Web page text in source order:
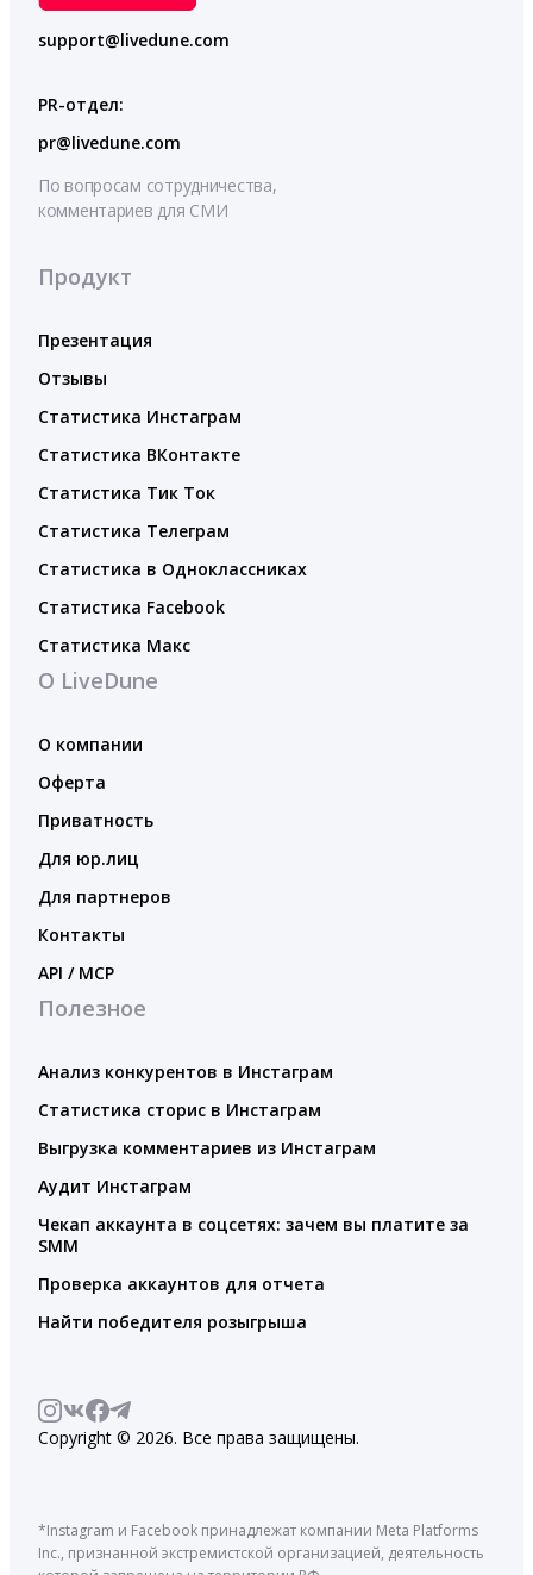
support@livedune.com
PR-отдел:
pr@livedune.com
По вопросам сотрудничества,
комментариев для СМИ
Продукт
Презентация
Отзывы
Статистика Инстаграм
Статистика ВКонтакте
Статистика Тик Ток
Статистика Телеграм
Статистика в Одноклассниках
Статистика Facebook
Статистика Макс
О LiveDune
О компании
Оферта
Приватность
Для юр.лиц
Для партнеров
Контакты
API / MCP
Полезное
Анализ конкурентов в Инстаграм
Статистика сторис в Инстаграм
Выгрузка комментариев из Инстаграм
Аудит Инстаграм
Чекап аккаунта в соцсетях: зачем вы платите за
SMM
Проверка аккаунтов для отчета
Найти победителя розыгрыша
Copyright © 2026. Все права защищены.
*Instagram и Facebook принадлежат компании Meta Platforms
Inc., признанной экстремистской организацией, деятельность